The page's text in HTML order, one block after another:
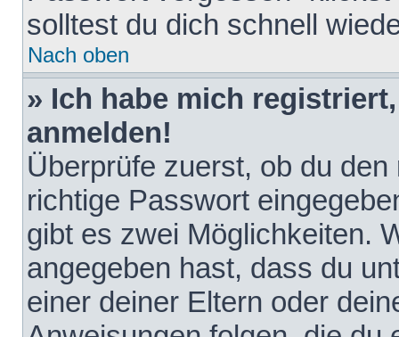
solltest du dich schnell
Nach oben
» Ich habe mich
anmelden!
Überprüfe zuerst, ob du
richtige Passwort
gibt es zwei Möglichkeiten.
angegeben hast, dass du
einer deiner Eltern oder